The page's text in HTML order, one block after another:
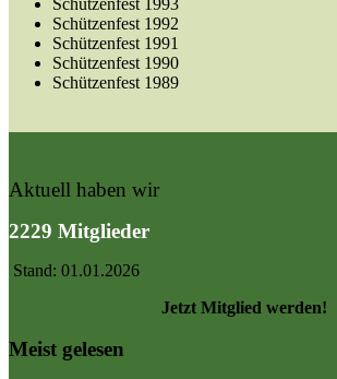
Schützenfest 1992
Schützenfest 1991
Schützenfest 1990
Schützenfest 1989
Aktuell haben wir
2229 Mitglieder
Stand: 01.01.2026
Jetzt Mitglied werden!
Meist gelesen